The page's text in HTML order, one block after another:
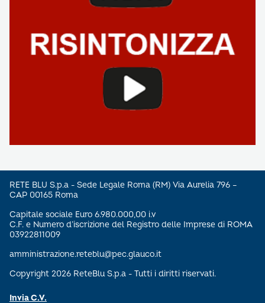
RETE BLU S.p.a - Sede Legale Roma (RM) Via Aurelia 796 –
CAP 00165 Roma
Capitale sociale Euro 6.980.000,00 i.v
C.F. e Numero d’iscrizione del Registro delle Imprese di ROMA
03922811009
amministrazione.reteblu@pec.glauco.it
Copyright 2026 ReteBlu S.p.a - Tutti i diritti riservati.
Invia C.V.